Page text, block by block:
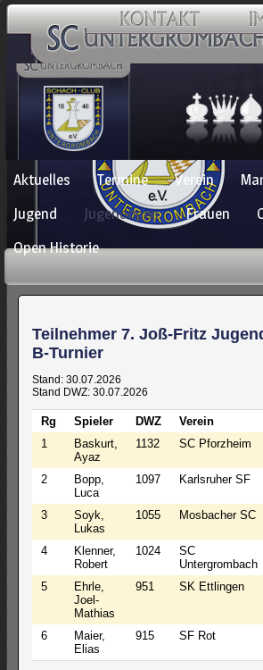
Navigation
überspringen
Aktuelles Termine Verein
Jugend
Jugendopen Frauen
Open Historie
Teilnehmer 7. Joß-Fritz
B-Turnier
Stand: 30.07.2026
Stand DWZ: 30.07.2026
Rg Spieler DWZ Verein
1
Baskurt,
Ayaz
1132 SC Pforzheim
2
Bopp,
Luca
1097 Karlsruher SF
3
Soyk,
Lukas
1055 Mosbacher SC
4
Klenner,
Robert
1024
SC
Untergrombach
5
Ehrle,
Joel-
Mathias
951 SK Ettlingen
6
Maier,
Elias
915 SF Rot